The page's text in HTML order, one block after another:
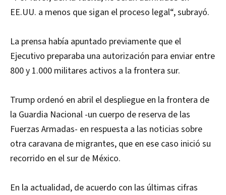
EE.UU. a menos que sigan el proceso legal“, subrayó.
La prensa había apuntado previamente que el
Ejecutivo preparaba una autorización para enviar entre
800 y 1.000 militares activos a la frontera sur.
Trump ordenó en abril el despliegue en la frontera de
la Guardia Nacional -un cuerpo de reserva de las
Fuerzas Armadas- en respuesta a las noticias sobre
otra caravana de migrantes, que en ese caso inició su
recorrido en el sur de México.
En la actualidad, de acuerdo con las últimas cifras